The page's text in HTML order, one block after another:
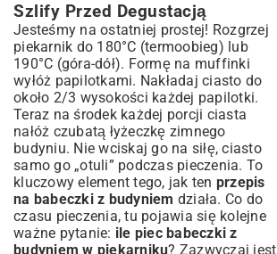
Szlify Przed Degustacją
Jesteśmy na ostatniej prostej! Rozgrzej
piekarnik do 180°C (termoobieg) lub
190°C (góra-dół). Formę na muffinki
wyłóż papilotkami. Nakładaj ciasto do
około 2/3 wysokości każdej papilotki.
Teraz na środek każdej porcji ciasta
nałóż czubatą łyżeczkę zimnego
budyniu. Nie wciskaj go na siłę, ciasto
samo go „otuli” podczas pieczenia. To
kluczowy element tego, jak ten przepis
na babeczki z budyniem działa. Co do
czasu pieczenia, tu pojawia się kolejne
ważne pytanie: ile piec babeczki z
budyniem w piekarniku? Zazwyczaj jest